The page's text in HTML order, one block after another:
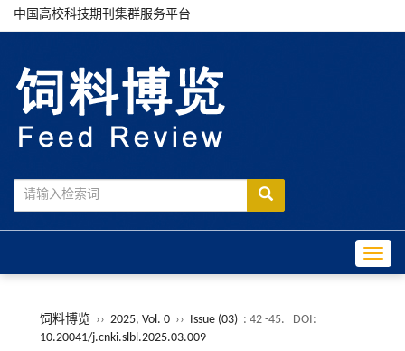
中国高校科技期刊集群服务平台
饲料博览 ›› 2025, Vol. 0 ›› Issue (03) : 42 -45.
DOI:
10.20041/j.cnki.slbl.2025.03.009